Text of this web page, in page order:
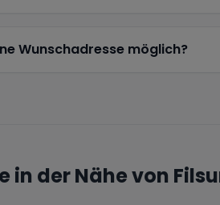
Wunschadresse möglich?
in der Nähe von